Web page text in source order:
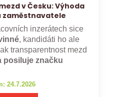
v Česku: Výhoda
zaměstnavatele
inzerátech sice
, kandidáti ho ale
transparentnost mezd
posiluje značku
24.7.2026